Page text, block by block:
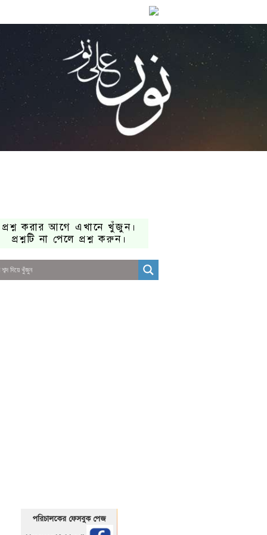
প্রশ্ন করার আগে এখানে খুঁজুন।
প্রশ্নটি না পেলে প্রশ্ন করুন।
পরিচালকের ফেসবুক পেজ